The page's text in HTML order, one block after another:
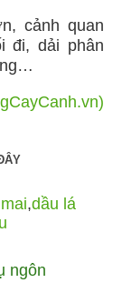
cảnh quan
đi, dải phân
,dầu lá
ngôn